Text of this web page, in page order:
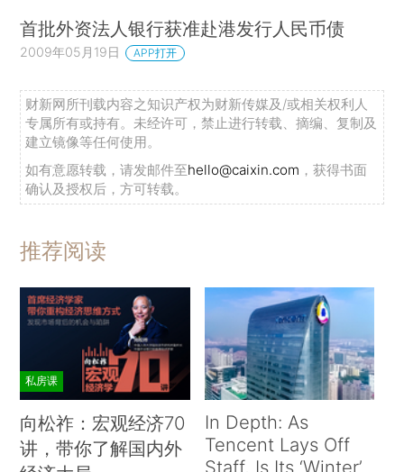
首批外资法人银行获准赴港发行人民币债
2009年05月19日 APP打开
财新网所刊载内容之知识产权为财新传媒及/或相关权利人
专属所有或持有。未经许可，禁止进行转载、摘编、复制及
建立镜像等任何使用。
如有意愿转载，请发邮件至hello@caixin.com ，获得书面
确认及授权后，方可转载。
推荐阅读
私房课
向松祚：宏观经济70
讲，带你了解国内外
In Depth: As
Tencent Lays Off
Staff, Is Its ‘Winter’